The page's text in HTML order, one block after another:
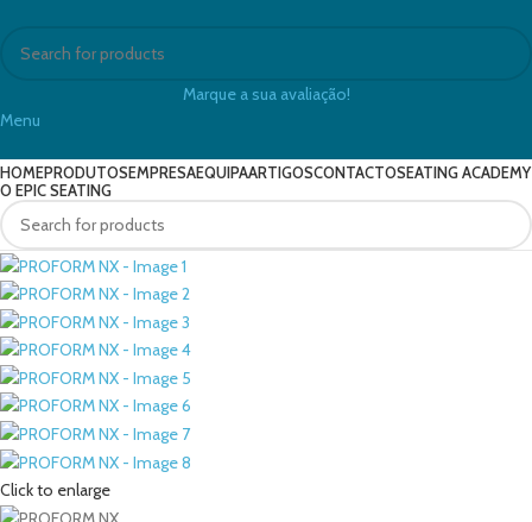
Marque a sua avaliação!
Menu
HOMEPRODUTOSEMPRESAEQUIPAARTIGOSCONTACTOSEATING ACADEMY
O EPIC SEATING
Click to enlarge